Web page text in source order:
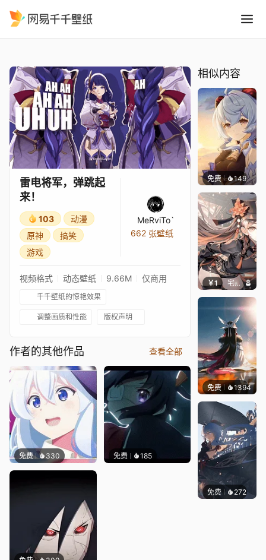
雷电将军，弹跳起
来！
103
动漫
原神
搞笑
游戏
MeRviTo`
662 张壁纸
视频格式 动态壁纸 9.66M 仅商用
千千壁纸的惊艳效果
调整画质和性能 版权声明
作者的其他作品 查看全部
免费 330 免费 185
相似内容
免费 149Tikzito
￥1 宅婳氏
免费 1394Lodo
免费 272｡